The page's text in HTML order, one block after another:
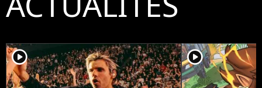
player2 player2